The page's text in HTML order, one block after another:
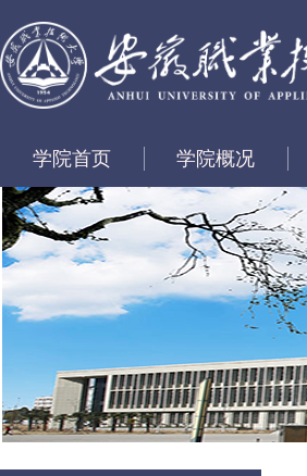
学院首页 学院概况